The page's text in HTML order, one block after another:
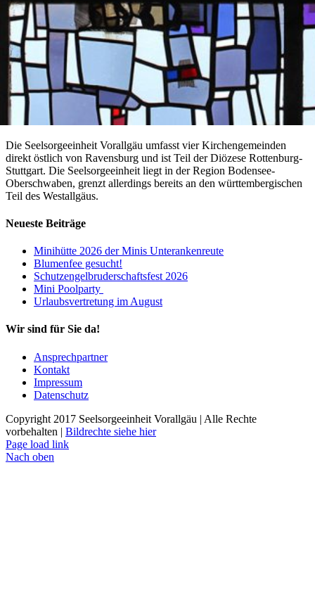
Die Seelsorgeeinheit Vorallgäu umfasst vier Kirchengemeinden
direkt östlich von Ravensburg und ist Teil der Diözese Rottenburg-
Stuttgart. Die Seelsorgeeinheit liegt in der Region Bodensee-
Oberschwaben, grenzt allerdings bereits an den württembergischen
Teil des Westallgäus.
Neueste Beiträge
Minihütte 2026 der Minis Unterankenreute
Blumenfee gesucht!
Schutzengelbruderschaftsfest 2026
Mini Poolparty
Urlaubsvertretung im August
Wir sind für Sie da!
Ansprechpartner
Kontakt
Impressum
Datenschutz
Copyright 2017 Seelsorgeeinheit Vorallgäu | Alle Rechte
vorbehalten | Bildrechte siehe hier
Page load link
Nach oben